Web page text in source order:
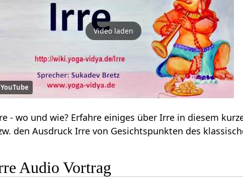
Video laden
YouTube
Irre‏‎ - wo und wie? Erfahre
bzw. den Ausdruck Irre‏‎ von Gesichtspunkten des
Irre‏‎ Audio Vortrag